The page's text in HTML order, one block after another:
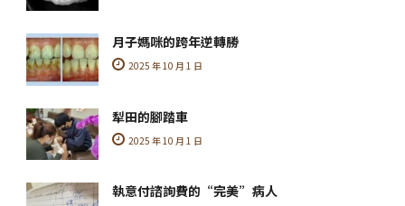
月子媽咪的跨年逆轉勝
2025 年 10 月 1 日
犁田的腳踏車
2025 年 10 月 1 日
執意付諮詢費的“完美”病人